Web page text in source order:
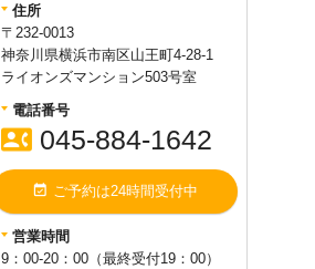
query_builder2022年12月26日
【年末年始休業日のお知らせ】
平素よりラッキー☆整体院をご利
用いただきありがとうございま
す。令和4年12月29日（木）～令和
5年1月3日（火）までお休みとさせ
ていただきます。
新年は1月4日（水）から通常営業
いたします。ご不便をおかけ致し
ますが宜しくお願い致します。
住所
〒232-0013
神奈川県横浜市南区山王町4-28-1
ライオンズマンション503号室
電話番号
contact_phone 045-884-1642
event_available ご予約は24時間受付中
営業時間
9：00-20：00（最終受付19：00）